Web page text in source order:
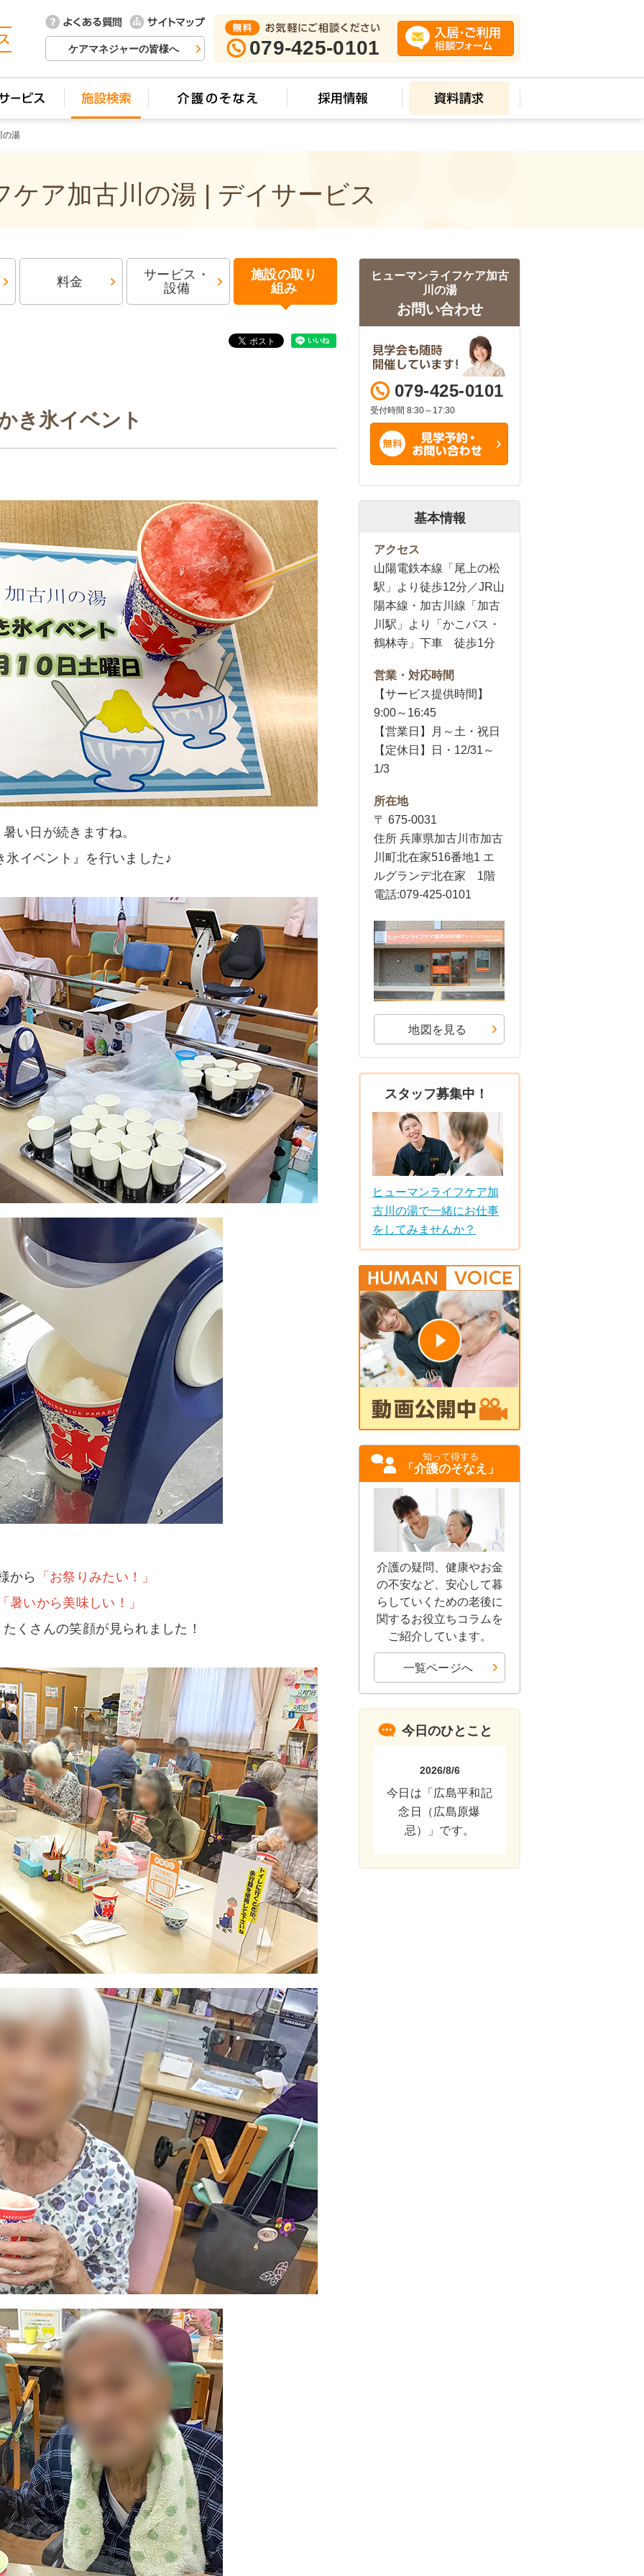
ケアマネジャーの皆様へ 079-425-0101
の湯
ケア加古川の湯 | デイサービス
料金
サービス・
設備
施設の取り
組み
き氷イベント
暑い日が続きますね。
氷イベント』を行いました♪
から
「お祭りみたい！」
暑いから美味しい！」
くさんの笑顔が見られました！
ヒューマンライフケア加古
川の湯
お問い合わせ
079-425-0101
受付時間 8:30～17:30
基本情報
アクセス
山陽電鉄本線「尾上の松
駅」より徒歩12分／JR山
陽本線・加古川線「加古
川駅」より「かこバス・
鶴林寺」下車 徒歩1分
営業・対応時間
【サービス提供時間】
9:00～16:45
【営業日】月～土・祝日
【定休日】日・12/31～
1/3
所在地
〒 675-0031
住所 兵庫県加古川市加古
川町北在家516番地1 エ
ルグランデ北在家 1階
電話:079-425-0101
地図を見る
スタッフ募集中！
ヒューマンライフケア加
古川の湯で一緒にお仕事
をしてみませんか？
知って得する
「介護のそなえ」
介護の疑問、健康やお金
の不安など、安心して暮
らしていくための老後に
関するお役立ちコラムを
ご紹介しています。
一覧ページへ
今日のひとこと
2026/8/6
今日は「広島平和記
念日（広島原爆
忌）」です。